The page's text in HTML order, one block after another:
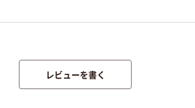
レビューを書く